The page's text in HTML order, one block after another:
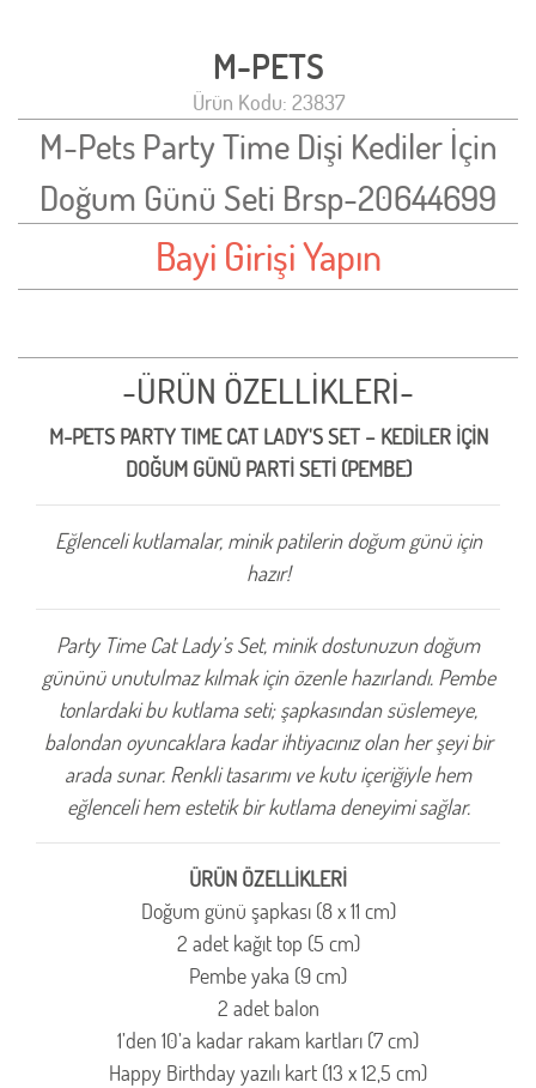
M-PETS
Ürün Kodu: 23837
M-Pets Party Time Dişi Kediler İçin
Doğum Günü Seti Brsp-20644699
Bayi Girişi Yapın
-ÜRÜN ÖZELLİKLERİ-
M-PETS PARTY TIME CAT LADY'S SET – KEDİLER İÇİN
DOĞUM GÜNÜ PARTİ SETİ (PEMBE)
Eğlenceli kutlamalar, minik patilerin doğum günü için
hazır!
Party Time Cat Lady’s Set, minik dostunuzun doğum
gününü unutulmaz kılmak için özenle hazırlandı. Pembe
tonlardaki bu kutlama seti; şapkasından süslemeye,
balondan oyuncaklara kadar ihtiyacınız olan her şeyi bir
arada sunar. Renkli tasarımı ve kutu içeriğiyle hem
eğlenceli hem estetik bir kutlama deneyimi sağlar.
ÜRÜN ÖZELLİKLERİ
Doğum günü şapkası (8 x 11 cm)
2 adet kağıt top (5 cm)
Pembe yaka (9 cm)
2 adet balon
1’den 10’a kadar rakam kartları (7 cm)
Happy Birthday yazılı kart (13 x 12,5 cm)